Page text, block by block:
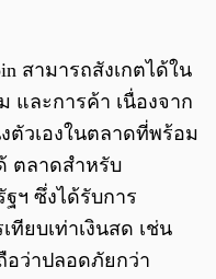
สามารถสังเกตได้ใน
และการค้า เนื่องจาก
ตัวเองในตลาดที่พร้อม
ตลาดสำหรับ
ฐฯ ซึ่งได้รับการ
ยบเท่าเงินสด เช่น
อว่าปลอดภัยกว่า